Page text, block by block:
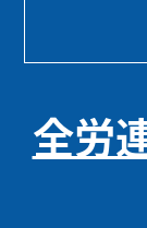
全労